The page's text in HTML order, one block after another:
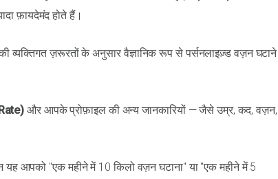
फ़ायदेमंद होते हैं।
व्यक्तिगत ज़रूरतों के अनुसार वैज्ञानिक रूप से पर्सनलाइज़्ड वज़न घटाने
और आपके प्रोफ़ाइल की अन्य जानकारियों — जैसे उम्र, कद, वज़न,
आपको "एक महीने में 10 किलो वज़न घटाना" या "एक महीने में 5